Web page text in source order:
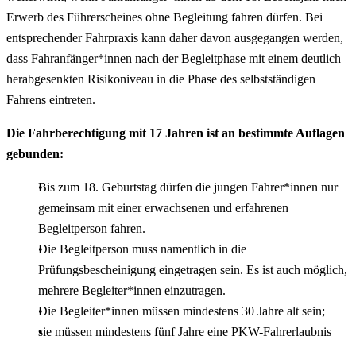
Erwerb des Führerscheines ohne Begleitung fahren dürfen. Bei
entsprechender Fahrpraxis kann daher davon ausgegangen werden,
dass Fahranfänger*innen nach der Begleitphase mit einem deutlich
herabgesenkten Risikoniveau in die Phase des selbstständigen
Fahrens eintreten.
Die Fahrberechtigung mit 17 Jahren ist an bestimmte Auflagen
gebunden:
Bis zum 18. Geburtstag dürfen die jungen Fahrer*innen nur
gemeinsam mit einer erwachsenen und erfahrenen
Begleitperson fahren.
Die Begleitperson muss namentlich in die
Prüfungsbescheinigung eingetragen sein. Es ist auch möglich,
mehrere Begleiter*innen einzutragen.
Die Begleiter*innen müssen mindestens 30 Jahre alt sein;
sie müssen mindestens fünf Jahre eine PKW-Fahrerlaubnis